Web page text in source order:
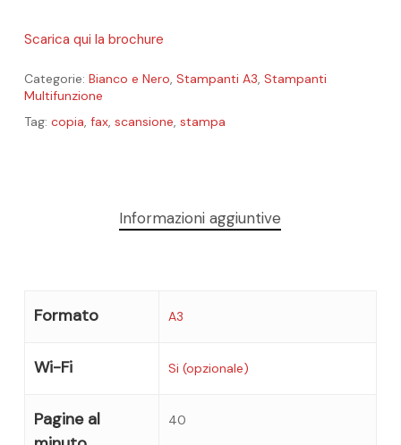
Scarica qui la brochure
Categorie: Bianco e Nero, Stampanti A3, Stampanti
Multifunzione
Tag: copia, fax, scansione, stampa
Informazioni aggiuntive
Formato A3
Wi-Fi Si (opzionale)
Pagine al
40